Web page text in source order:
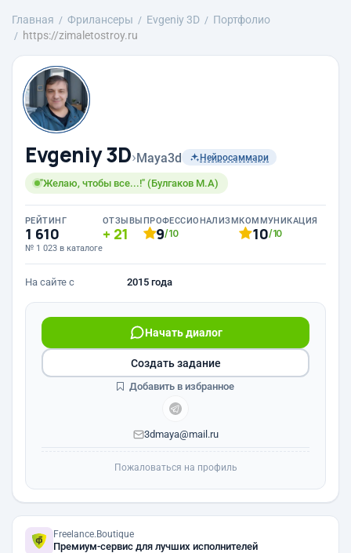
Главная Фрилансеры Evgeniy 3D
Портфолио
https://zimaletostroy.ru
Evgeniy 3D›Maya3d Нейросаммари
"Желаю, чтобы все...!" (Булгаков М.А)
РЕЙТИНГ
1 610
№ 1 023 в каталоге
ОТЗЫВЫ
21
ПРОФЕССИОНАЛИЗМ
9/10
КОММУНИКАЦИЯ
10/10
На сайте с 2015 года
Начать диалог
3dmaya@mail.ru
Создать задание
Добавить в избранное
Пожаловаться на профиль
Freelance.Boutique
Премиум-сервис для лучших исполнителей